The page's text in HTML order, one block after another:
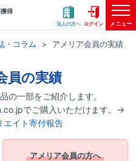
得
法人の方へ ログイン メニュー
・コラム アメリア会員の実績
員の実績
の一部をご紹介します。
でご購入いただけます。→
エイト寄付報告
アメリア会員の方へ